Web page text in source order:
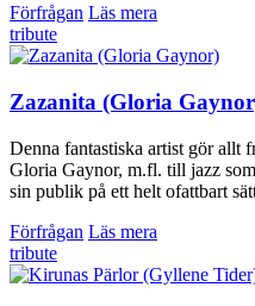
Förfrågan Läs mera
tribute
Zazanita (Gloria
Denna fantastiska artist gör allt
Gloria Gaynor, m.fl. till jazz
sin publik på ett helt ofattbart
Förfrågan Läs mera
tribute